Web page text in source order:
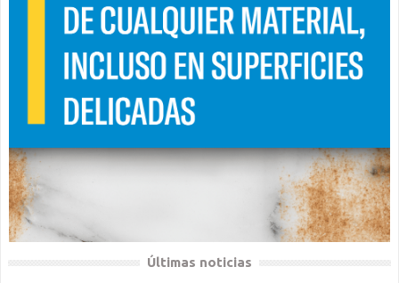
Últimas noticias